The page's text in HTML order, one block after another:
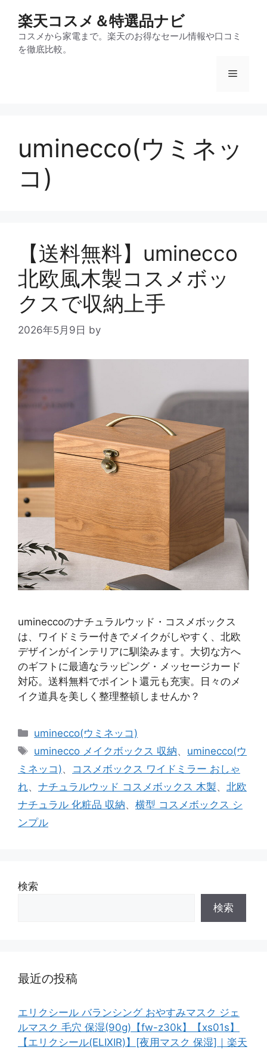
楽天コスメ＆特選品ナビ
コスメから家電まで。楽天のお得なセール情報や口コミ
を徹底比較。
メ
ュ
uminecco(ウミネッ
コ)
【送料無料】uminecco
北欧風木製コスメボッ
クスで収納上手
2026年5月9日 by
umineccoのナチュラルウッド・コスメボックス
は、ワイドミラー付きでメイクがしやすく、北欧
デザインがインテリアに馴染みます。大切な方へ
のギフトに最適なラッピング・メッセージカード
対応。送料無料でポイント還元も充実。日々のメ
イク道具を美しく整理整頓しませんか？
カ
リ
ー
uminecco(ウミネッコ)
タ
uminecco メイクボックス 収納、 uminecco(ウ
ミネッコ)、 コスメボックス ワイドミラー おしゃ
れ、 ナチュラルウッド コスメボックス 木製、 北欧
ナチュラル 化粧品 収納、 横型 コスメボックス シ
ンプル
検索
検索
最近の投稿
エリクシール バランシング おやすみマスク ジェ
ルマスク 毛穴 保湿(90g)【fw-z30k】【xs01s】
【エリクシール(ELIXIR)】[夜用マスク 保湿]｜楽天